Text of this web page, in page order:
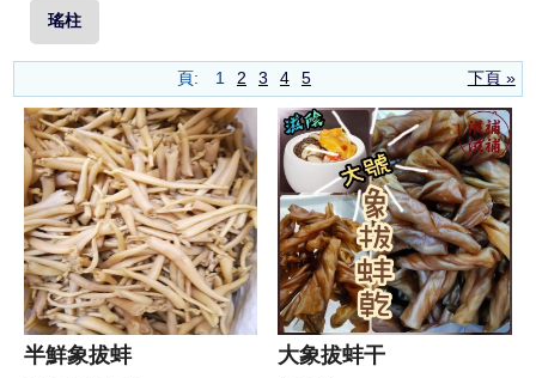
瑤柱
下頁 »
頁: 1 2 3 4 5
半鮮象拔蚌
大象拔蚌干